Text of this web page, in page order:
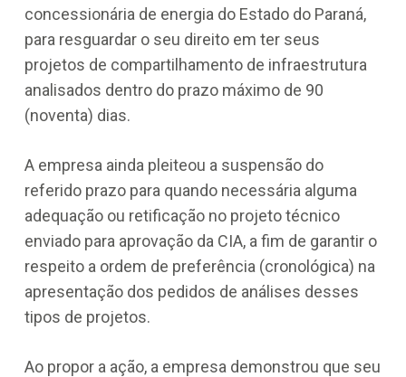
concessionária de energia do Estado do Paraná,
para resguardar o seu direito em ter seus
projetos de compartilhamento de infraestrutura
analisados dentro do prazo máximo de 90
(noventa) dias.
A empresa ainda pleiteou a suspensão do
referido prazo para quando necessária alguma
adequação ou retificação no projeto técnico
enviado para aprovação da CIA, a fim de garantir o
respeito a ordem de preferência (cronológica) na
apresentação dos pedidos de análises desses
tipos de projetos.
Ao propor a ação, a empresa demonstrou que seu